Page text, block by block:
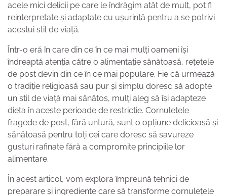
acele mici delicii pe care le îndrăgim atât de mult, pot fi
reinterpretate și adaptate cu ușurință pentru a se potrivi
acestui stil de viață.
Într-o eră în care din ce în ce mai mulți oameni își
îndreaptă atenția către o alimentație sănătoasă, rețetele
de post devin din ce în ce mai populare. Fie că urmează
o tradiție religioasă sau pur și simplu doresc să adopte
un stil de viață mai sănătos, mulți aleg să își adapteze
dieta în aceste perioade de restricție. Cornulețele
fragede de post, fără untură, sunt o opțiune delicioasă și
sănătoasă pentru toți cei care doresc să savureze
gusturi rafinate fără a compromite principiile lor
alimentare.
În acest articol, vom explora împreună tehnici de
preparare și ingrediente care să transforme cornulețele